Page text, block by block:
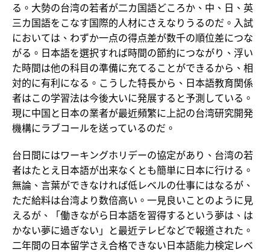
る。大勢の台湾の若者が二カ国語どころか、中、日、英
三カ国語をこなす国際的人材にさえなりうるのだ。入試
においては、わずか一点の得点差が数千の順位差につな
がる。日本語を選択すれば時間の節約につながり、浮い
た時間は他の科目の準備に充てることができるから、相
対的に有利になる。こうした特長から、日本語教育関係
者はこの学習法は今後大いに発展すると予測している。
現に中国と日本の業者が最近頻繁に上記の台湾研究開発
機構にラブコールを送っているのだ。
台日間にはワーキングホリデーの協定があり、台湾の若
者はたとえ日本語が出来なくとも簡単に日本に行ける。
無論、言葉ができなければ低レベルの仕事にはなるが、
ただ給料は台湾より数倍高い。一見良いことのように見
えるが、「働きながら日本語を習得するという夢は、は
かない夢に過ぎない」と最近テレビなどで報道された。
二年間の日本留学さえ合格できない日本語能力検定レベ